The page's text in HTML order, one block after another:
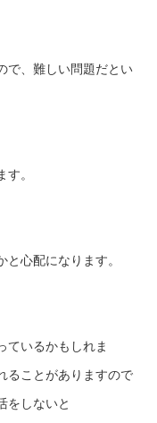
で、難しい問題だとい
。
心配になります。
ているかもしれま
ることがありますので
をしないと